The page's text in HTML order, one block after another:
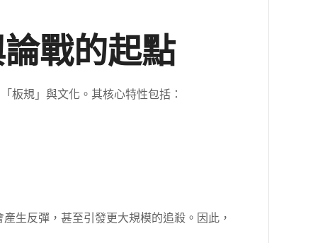
戰的起點
板規」與文化。其核心特性包括：
生反彈，甚至引發更大規模的追殺。因此，